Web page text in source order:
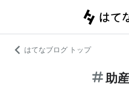
はてなブログ トップ
助